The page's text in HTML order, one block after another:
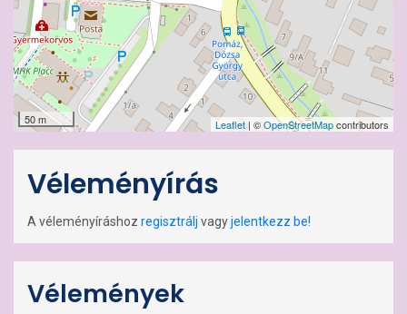
50 m Leaflet| ©OpenStreetMapcontributors
Véleményírás
A véleményíráshoz regisztrálj vagyjelentkezz be!
Vélemények